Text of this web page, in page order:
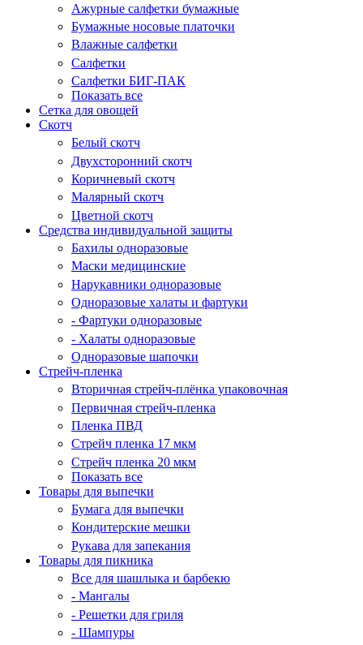
Ажурные салфетки бумажные
Бумажные носовые платочки
Влажные салфетки
Салфетки
Салфетки БИГ-ПАК
Показать все
Сетка для овощей
Скотч
Белый скотч
Двухсторонний скотч
Коричневый скотч
Малярный скотч
Цветной скотч
Средства индивидуальной защиты
Бахилы одноразовые
Маски медицинские
Нарукавники одноразовые
Одноразовые халаты и фартуки
- Фартуки одноразовые
- Халаты одноразовые
Одноразовые шапочки
Стрейч-пленка
Вторичная стрейч-плёнка упаковочная
Первичная стрейч-пленка
Пленка ПВД
Стрейч пленка 17 мкм
Стрейч пленка 20 мкм
Показать все
Товары для выпечки
Бумага для выпечки
Кондитерские мешки
Рукава для запекания
Товары для пикника
Все для шашлыка и барбекю
- Мангалы
- Решетки для гриля
- Шампуры